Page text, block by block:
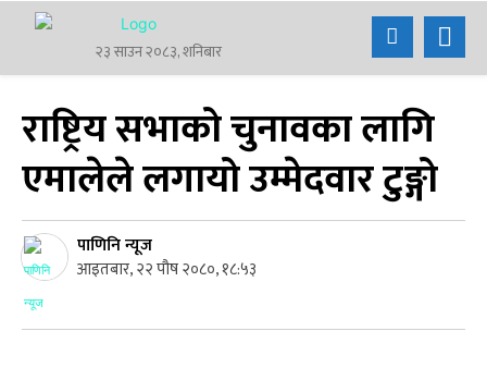
२३ साउन २०८३, शनिबार
राष्ट्रिय सभाको चुनावका लागि
एमालेले लगायो उम्मेदवार टुङ्गो
पाणिनि न्यूज
आइतबार, २२ पौष २०८०, १८:५३